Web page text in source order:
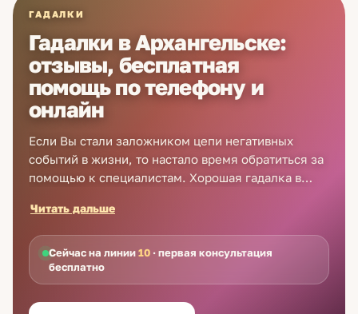
ГАДАЛКИ
Гадалки в Архангельске:
отзывы, бесплатная
помощь по телефону и
онлайн
Если Вы стали заложником цепи негативных
событий в жизни, то настало время обратиться за
помощью к специалистам. Хорошая гадалка в
вопросы! Сервис Astro7 предоставляет не только
самый широкий список услуг гадалок в
Архангельске, но и возможность получить онлайн
и телефонную консультацию в любое время
суток! Обратитесь в Astro7 за помощью гадалки в
Архангельске сегодня и получите первую
Читать дальше
Сейчас на линии10 · первая консультация
бесплатно